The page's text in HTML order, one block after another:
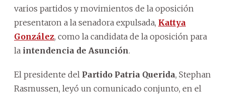
varios partidos y movimientos de la oposición
presentaron a la senadora expulsada, Kattya
González, como la candidata de la oposición para
la intendencia de Asunción.
El presidente del Partido Patria Querida, Stephan
Rasmussen, leyó un comunicado conjunto, en el